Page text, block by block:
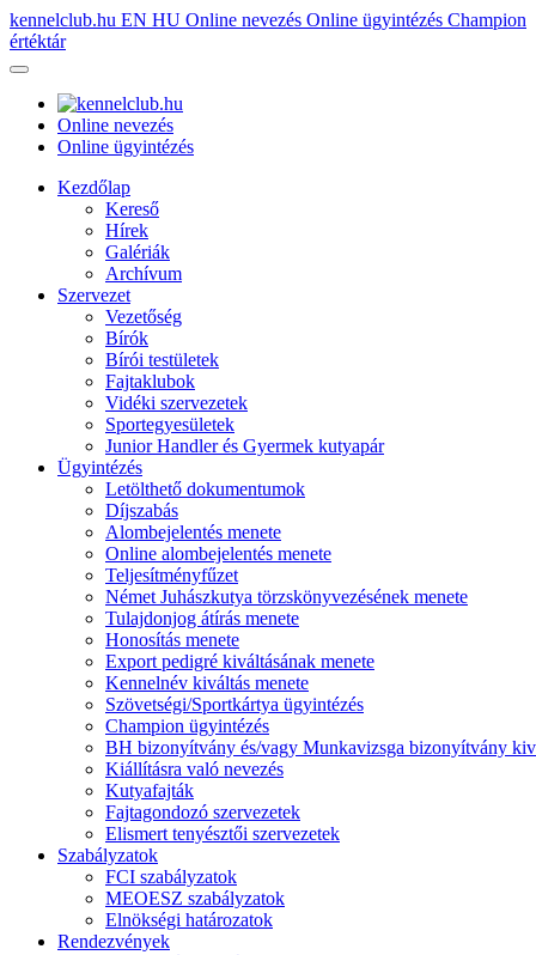
kennelclub.hu EN HU Online nevezés Online ügyintézés Champion
értéktár
Online nevezés
Online ügyintézés
Kezdőlap
Kereső
Hírek
Galériák
Archívum
Szervezet
Vezetőség
Bírók
Bírói testületek
Fajtaklubok
Vidéki szervezetek
Sportegyesületek
Junior Handler és Gyermek kutyapár
Ügyintézés
Letölthető dokumentumok
Díjszabás
Alombejelentés menete
Online alombejelentés menete
Teljesítményfűzet
Német Juhászkutya törzskönyvezésének menete
Tulajdonjog átírás menete
Honosítás menete
Export pedigré kiváltásának menete
Kennelnév kiváltás menete
Szövetségi/Sportkártya ügyintézés
Champion ügyintézés
BH bizonyítvány és/vagy Munkavizsga bizonyítvány
Kiállításra való nevezés
Kutyafajták
Fajtagondozó szervezetek
Elismert tenyésztői szervezetek
Szabályzatok
FCI szabályzatok
MEOESZ szabályzatok
Elnökségi határozatok
Rendezvények